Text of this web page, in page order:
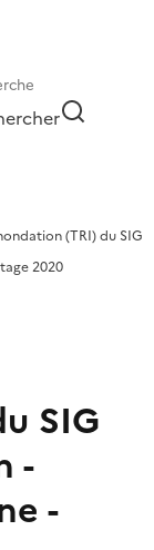
(TRI) du SIG
2020
SIG
-
-